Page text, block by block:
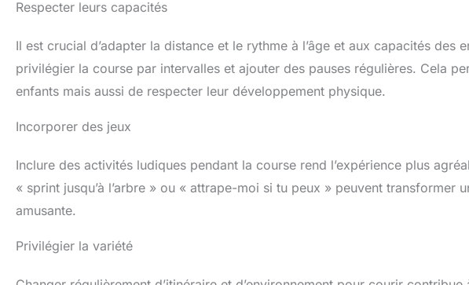
Respecter leurs capacités
Il est crucial d’adapter la distance et le rythme à l’âge et aux capacités des
privilégier la course par intervalles et ajouter des pauses régulières. Cela
enfants mais aussi de respecter leur développement physique.
Incorporer des jeux
Inclure des activités ludiques pendant la course rend l’expérience plus
« sprint jusqu’à l’arbre » ou « attrape-moi si tu peux » peuvent transformer
amusante.
Privilégier la variété